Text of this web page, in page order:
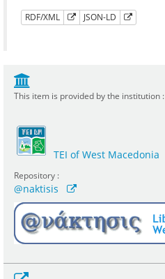
RDF/XML JSON-LD
This item is provided by the institution :
TEI of West Macedonia
Repository :
@naktisis